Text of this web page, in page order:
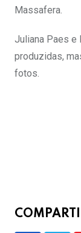
Massafera.
Juliana Paes e
produzidas,
fotos.